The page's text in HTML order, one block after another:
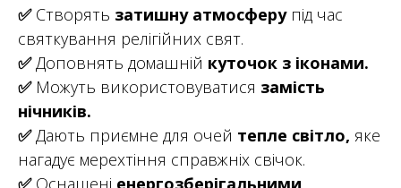
✅Створять затишну атмосферу під час
святкування релігійних свят.
✅Доповнять домашній куточок з іконами.
✅Можуть використовуватися замість
нічників.
✅Дають приємне для очей тепле світло, яке
нагадує мерехтіння справжніх свічок.
✅Оснащені енергозберігальними